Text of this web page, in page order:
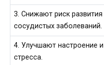
3. Снижают риск
сосудистых заболеваний.
4. Улучшают настроение
стресса.